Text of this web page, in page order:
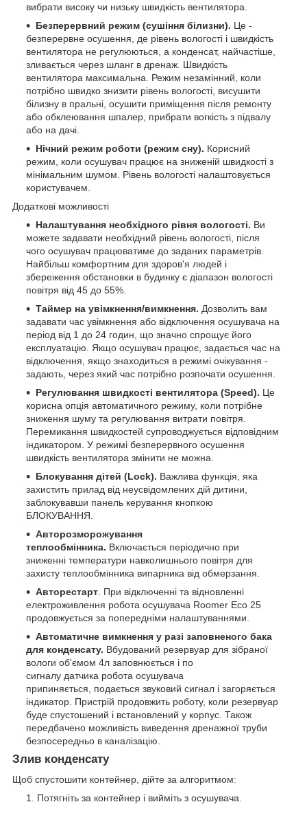
вибрати високу чи низьку швидкість вентилятора.
Безперервний режим (сушіння білизни). Це -
безперервне осушення, де рівень вологості і швидкість
вентилятора не регулюються, а конденсат, найчастіше,
зливається через шланг в дренаж. Швидкість
вентилятора максимальна. Режим незамінний, коли
потрібно швидко знизити рівень вологості, висушити
білизну в пральні, осушити приміщення після ремонту
або обклеювання шпалер, прибрати вогкість з підвалу
або на дачі.
Нічний режим роботи (режим сну). Корисний
режим, коли осушувач працює на зниженій швидкості з
мінімальним шумом. Рівень вологості налаштовується
користувачем.
Додаткові можливості
Налаштування необхідного рівня вологості. Ви
можете задавати необхідний рівень вологості, після
чого осушувач працюватиме до заданих параметрів.
Найбільш комфортним для здоров'я людей і
збереження обстановки в будинку є діапазон вологості
повітря від 45 до 55%.
Таймер на увімкнення/вимкнення. Дозволить вам
задавати час увімкнення або відключення осушувача на
період від 1 до 24 годин, що значно спрощує його
експлуатацію. Якщо осушувач працює, задається час на
відключення, якщо знаходиться в режимі очікування -
задають, через який час потрібно розпочати осушення.
Регулювання швидкості вентилятора (Speed). Це
корисна опція автоматичного режиму, коли потрібне
зниження шуму та регулювання витрати повітря.
Перемикання швидкостей супроводжується відповідним
індикатором. У режимі безперервного осушення
швидкість вентилятора змінити не можна.
Блокування дітей (Lock). Важлива функція, яка
захистить прилад від неусвідомлених дій дитини,
заблокувавши панель керування кнопкою
БЛОКУВАННЯ.
Авторозморожування
теплообмінника. Включається періодично при
зниженні температури навколишнього повітря для
захисту теплообмінника випарника від обмерзання.
Авторестарт . При відключенні та відновленні
електроживлення робота осушувача Roomer Eco 25
продовжується за попередніми налаштуваннями.
Автоматичне вимкнення у разі заповненого бака
для конденсату. Вбудований резервуар для зібраної
вологи об'ємом 4л заповнюється і по
сигналу датчика робота осушувача
припиняється, подається звуковий сигнал і загоряється
індикатор. Пристрій продовжить роботу, коли резервуар
буде спустошений і встановлений у корпус. Також
передбачено можливість виведення дренажної труби
безпосередньо в каналізацію.
Злив конденсату
Щоб спустошити контейнер, дійте за алгоритмом:
Потягніть за контейнер і вийміть з осушувача.